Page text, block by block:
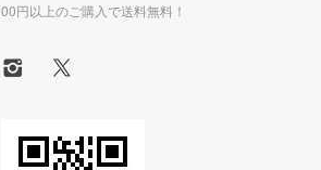
00円以上のご購入で送料無料！